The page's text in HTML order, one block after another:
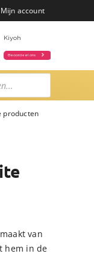
Mijn account
producten
van
hem in de